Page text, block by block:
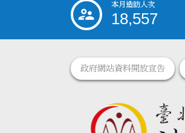
::: 本月造訪人次
18,557
政府網站資料開放宣告